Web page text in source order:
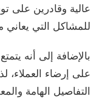
عالية وقادرين على
للمشاكل التي يعاني
بالإضافة إلى أنه
على إرضاء العملاء،
التفاصيل الهامة